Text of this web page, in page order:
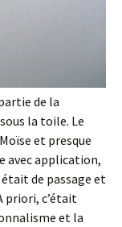
de la
la toile. Le
et presque
avec application,
de passage et
priori, c’était
et la